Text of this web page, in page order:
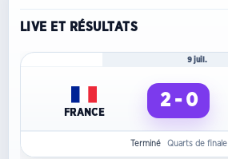
LIVE ET RÉSULTATS
9 juil.
FRANCE
2 - 0
Terminé Quarts de finale